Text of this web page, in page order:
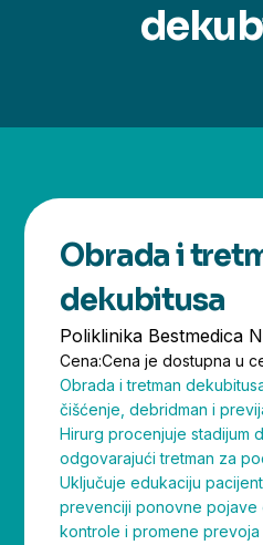
Obrada i
dekubitusa
Poliklinika Bestmedica
Cena:Cena je dostupna u
Obrada i tretman
čišćenje, debridman i
Hirurg procenjuje stadijum
odgovarajući tretman za
Uključuje edukaciju
prevenciji ponovne pojave
kontrole i promene